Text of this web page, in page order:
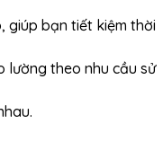
giúp bạn tiết kiệm thời
lường theo nhu cầu sử